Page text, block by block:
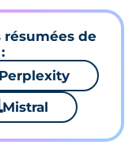
de
Mistral